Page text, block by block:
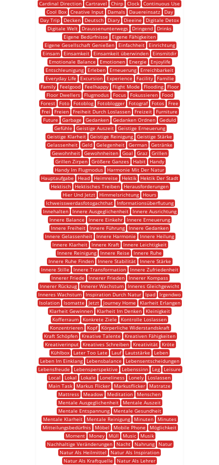
Cardinal Direction Cartravel Chirp Clock Continuous Use
Cool Box
Creative Input Damals Dauereinsatz
Day
Day Trip
Decken Deutsch Diary Dieeine
Digitale Detox
Digitale Welt
Draussenunterwegs Dringend
Drinks
Eigene Bedürfnisse
Eigene Fähigkeiten
Eigene Gesellschaft Genießen
Einfachheit
Einrichtung
Einsam
Einsamkeit Einsamkeit überwinden
Einsmitdir
Emotionale Balance
Emotionen Energie
Enjoylife
Entschleunigung
Erleben Erneuerung
Erreichbarkeit
Everyday Life
Excursion Experience Facility
Familie
Family
Feelgood Feelhappy Flight Mode Flooding
Floor
Floor Dwellers
Flugmodus Focus Fokussieren
Food
Forest
Foto Fotoblog Fotoblogger Fotograf Fotos
Free
Frei
Freien Freiheit Durch Loslassen Freizeit
Furniture
Future
Garbage Gedanken Gedanken Ordnen Geduld
Gefühle
Geistige Auszeit
Geistige Erneuerung
Geistige Klarheit Geistige Reinigung Geistige Stärke
Gelassenheit
Geld Gelegenheit German
Getränke
Gewohnheit Gewohnheiten Goal Graz Grillen
Grillen Zirpen
Größere Ganzes Habit
Handy
Handy Im Flugmodus
Harmonie Mit Der Natur
Hauptaufgabe
Head Heimreise Hektik
Hektik Der Stadt
Hektisch
Hektisches Treiben
Herausforderungen
Hier Und Jetzt
Himmelsrichtung
Hours
Ichweisswerdasfotogachthat
Informationsüberflutung
Innehalten
Innere Ausgeglichenheit
Innere Ausrichtung
Innere Balance
Innere Einkehr
Innere Erneuerung
Innere Freiheit
Innere Führung
Innere Gedanken
Innere Gelassenheit
Innere Harmonie
Innere Heilung
Innere Klarheit
Innere Kraft
Innere Leichtigkeit
Innere Reinigung
Innere Reise
Innere Ruhe
Innere Ruhe Finden
Innere Stabilität
Innere Stärke
Innere Stille
Innere Transformation
Innere Zufriedenheit
Innerer Friede
Innerer Frieden
Innerer Kompass
Innerer Rückzug
Innerer Wachstum
Inneres Gleichgewicht
Inneres Wachstum
Inspiration Durch Natur Ipad
Irgendwo
Isolation
Isomatte Jetzt Journey Home
Klarheit Erlangen
Klarheit Gewinnen
Klarheit Im Denken
Kleinigkeit
Kofferraum
Konkrete Ziele
Kontrolle Loslassen
Konzentrieren
Kopf
Körperliche Widerstandskraft
Kraft Schöpfen
Kreative Talente
Kreativen Fähigkeiten
Kreativerinput
Kreatives Schreiben Kreativität
Kröte
Kühlbox
Later Too Late Lauf Lautstärke
Leben
Leben Im Einklang
Lebensbalance
Lebensentscheidungen
Lebensfreude
Lebensperspektive Lebenssinn Leg
Leisure
Local
Lokal Lokale Loneliness Lonely
Loslassen
Main Task
Markus Flicker Markusflicker
Matratze
Mattress
Meadow Meditation
Menschen
Mentale Ausgeglichenheit
Mentale Auszeit
Mentale Entspannung
Mentale Gesundheit
Mentale Klarheit
Mentale Reinigung Minuten
Minutes
Mitteilungsbedürfnis
Möbel Mobile Phone
Möglichkeit
Moment
Money Müll Music
Musik
Nachhaltige Veränderungen
Nacht Nahrung
Natur
Natur Als Heilmittel
Natur Als Inspiration
Natur Als Kraftquelle
Natur Als Lehrer